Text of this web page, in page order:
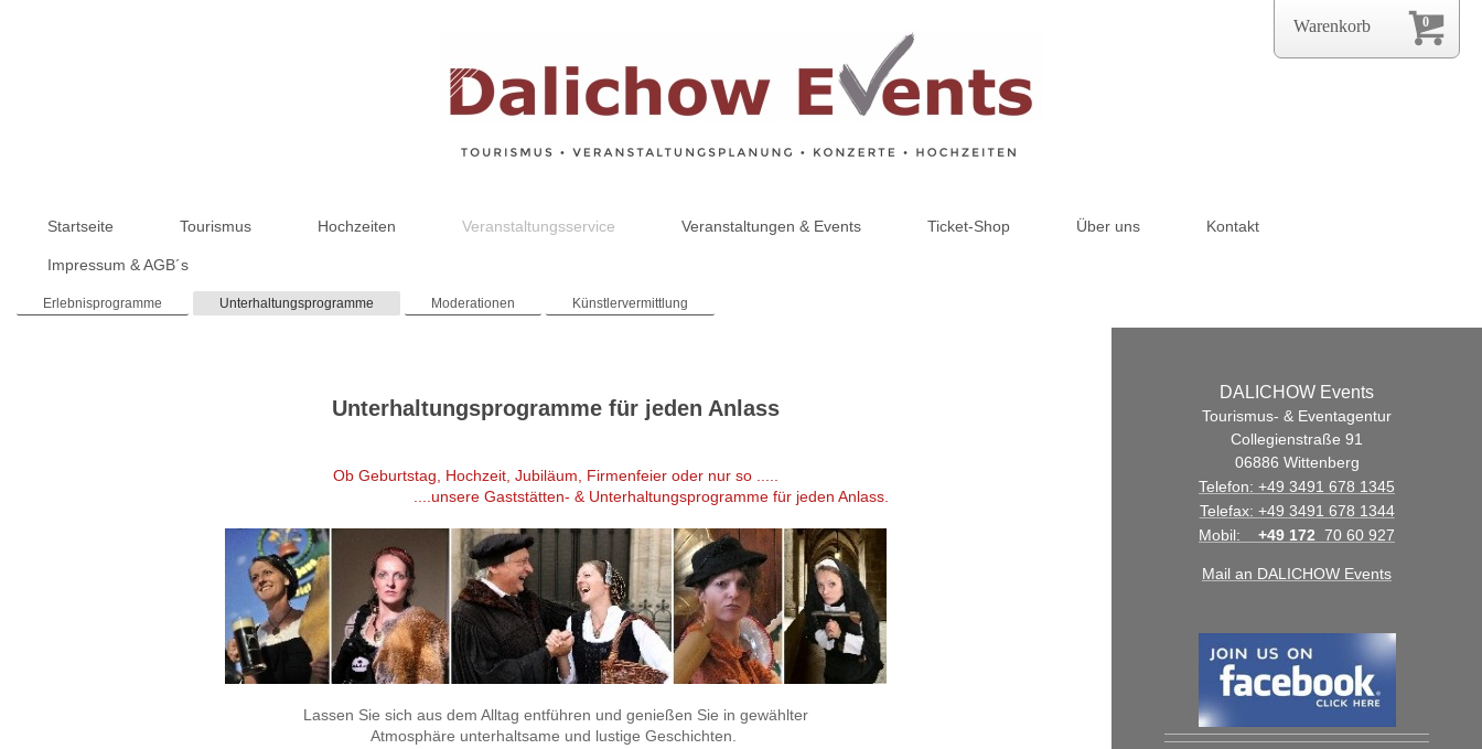
Startseite Tourismus Hochzeiten Veranstaltungsservice Veranstaltungen & Events Ticket-Shop Über uns Kontakt
Impressum & AGB´s
Erlebnisprogramme Unterhaltungsprogramme Moderationen Künstlervermittlung
Unterhaltungsprogramme für jeden Anlass
Ob Geburtstag, Hochzeit, Jubiläum, Firmenfeier oder nur so .....
....unsere Gaststätten- & Unterhaltungsprogramme für jeden Anlass.
Lassen Sie sich aus dem Alltag entführen und genießen Sie in gewählter
Atmosphäre unterhaltsame und lustige Geschichten.
DALICHOW Events
Tourismus- & Eventagentur
Collegienstraße 91
06886 Wittenberg
Telefon: +49 3491 678 1345
Telefax: +49 3491 678 1344
Mobil:
+49 172 70 60 927
Mail an DALICHOW Events
0
Warenkorb